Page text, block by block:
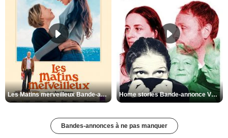
Les Matins merveilleux Bande-annonce VF Home stories Bande-annonce VO STFR
Bandes-annonces à ne pas manquer